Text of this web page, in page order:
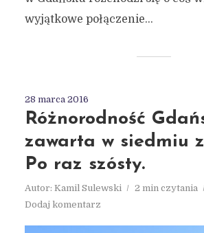
wyjątkowe połączenie...
28 marca 2016
Różnorodność
zawarta w siedmiu
Po raz szósty.
Autor: Kamil Sulewski
2 min czytania
Dodaj komentarz